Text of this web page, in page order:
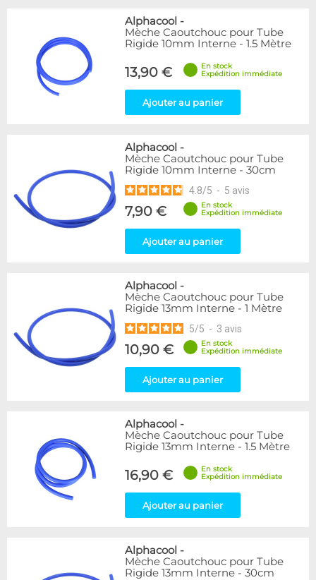
Alphacool -
Mèche Caoutchouc pour Tube
Rigide 10mm Interne - 1.5 Mètre
13,90 €
En stock
Expédition immédiate
Ajouter au panier
Alphacool -
Mèche Caoutchouc pour Tube
Rigide 10mm Interne - 30cm
4.8/5 - 5 avis
7,90 €
En stock
Expédition immédiate
Ajouter au panier
Alphacool -
Mèche Caoutchouc pour Tube
Rigide 13mm Interne - 1 Mètre
5/5 - 3 avis
10,90 €
En stock
Expédition immédiate
Ajouter au panier
Alphacool -
Mèche Caoutchouc pour Tube
Rigide 13mm Interne - 1.5 Mètre
16,90 €
En stock
Expédition immédiate
Ajouter au panier
Alphacool -
Mèche Caoutchouc pour Tube
Rigide 13mm Interne - 30cm